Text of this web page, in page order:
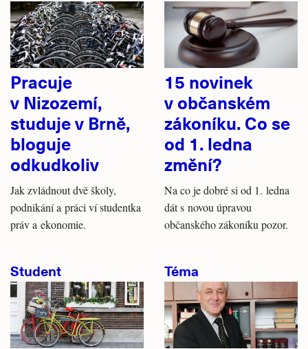
Pracuje
v Nizozemí,
studuje v Brně,
bloguje
odkudkoliv
Jak zvládnout dvě školy,
podnikání a práci ví studentka
práv a ekonomie.
15 novinek
v občanském
zákoníku. Co se
od 1. ledna
změní?
Na co je dobré si od 1. ledna
dát s novou úpravou
občanského zákoníku pozor.
Student Téma